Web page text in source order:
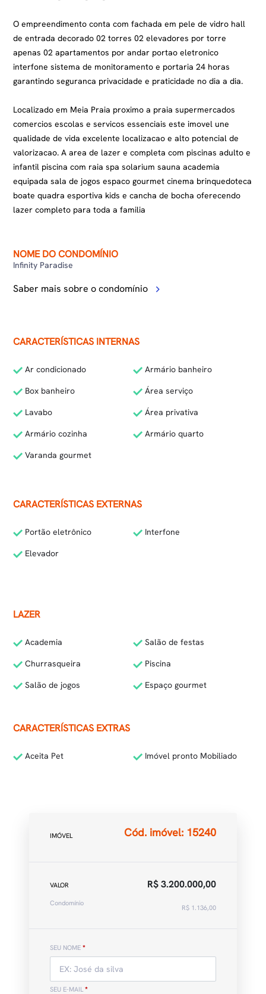
O empreendimento conta com fachada em pele de vidro hall
de entrada decorado 02 torres 02 elevadores por torre
apenas 02 apartamentos por andar portao eletronico
interfone sistema de monitoramento e portaria 24 horas
garantindo seguranca privacidade e praticidade no dia a dia.
Localizado em Meia Praia proximo a praia supermercados
comercios escolas e servicos essenciais este imovel une
qualidade de vida excelente localizacao e alto potencial de
valorizacao. A area de lazer e completa com piscinas adulto e
infantil piscina com raia spa solarium sauna academia
equipada sala de jogos espaco gourmet cinema brinquedoteca
boate quadra esportiva kids e cancha de bocha oferecendo
lazer completo para toda a familia
NOME DO CONDOMÍNIO
Infinity Paradise
Saber mais sobre o condomínio
CARACTERÍSTICAS INTERNAS
Ar condicionado
Armário banheiro
Box banheiro
Área serviço
Lavabo
Área privativa
Armário cozinha
Armário quarto
Varanda gourmet
CARACTERÍSTICAS EXTERNAS
Portão eletrônico
Interfone
Elevador
LAZER
Academia
Salão de festas
Churrasqueira
Piscina
Salão de jogos
Espaço gourmet
CARACTERÍSTICAS EXTRAS
Aceita Pet Imóvel pronto Mobiliado
IMÓVEL Cód. imóvel: 15240
VALOR R$ 3.200.000,00
Condomínio
R$ 1.136,00
SEU NOME *
SEU E-MAIL *